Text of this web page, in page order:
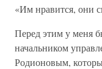
«Им нравится, они
Перед этим у меня
начальником
Родионовым,